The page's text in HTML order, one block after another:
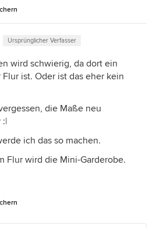
Ursprünglicher Verfasser
wird schwierig, da dort ein
ist. Oder ist das eher kein
die Maße neu
:|
ich das so machen.
Flur wird die Mini-Garderobe.